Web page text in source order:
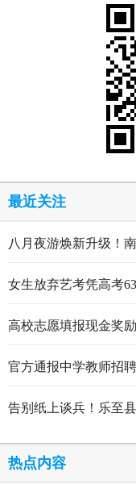
最近关注
八月夜游焕新升级！
女生放弃艺考凭高考
高校志愿填报现金奖
官方通报中学教师招
告别纸上谈兵！乐至
热点内容